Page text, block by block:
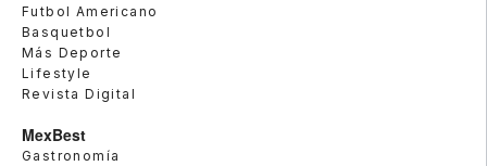
Futbol Americano
Basquetbol
Más Deporte
Lifestyle
Revista Digital
MexBest
Gastronomía